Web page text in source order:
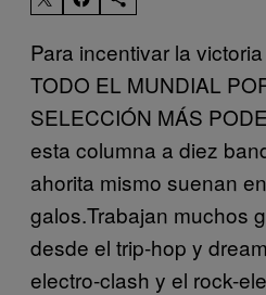
Para incentivar la
TODO EL MUNDIAL
SELECCIÓN MÁS
esta columna a diez
ahorita mismo suenan
galos.Trabajan muchos
desde el trip-hop y
electro-clash y el rock-